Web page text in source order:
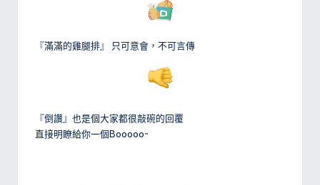
『滿滿的雞腿排』 只可意會，不可言傳
『倒讚』也是個大家都很敲碗的回覆
直接明瞭給你一個Booooo~